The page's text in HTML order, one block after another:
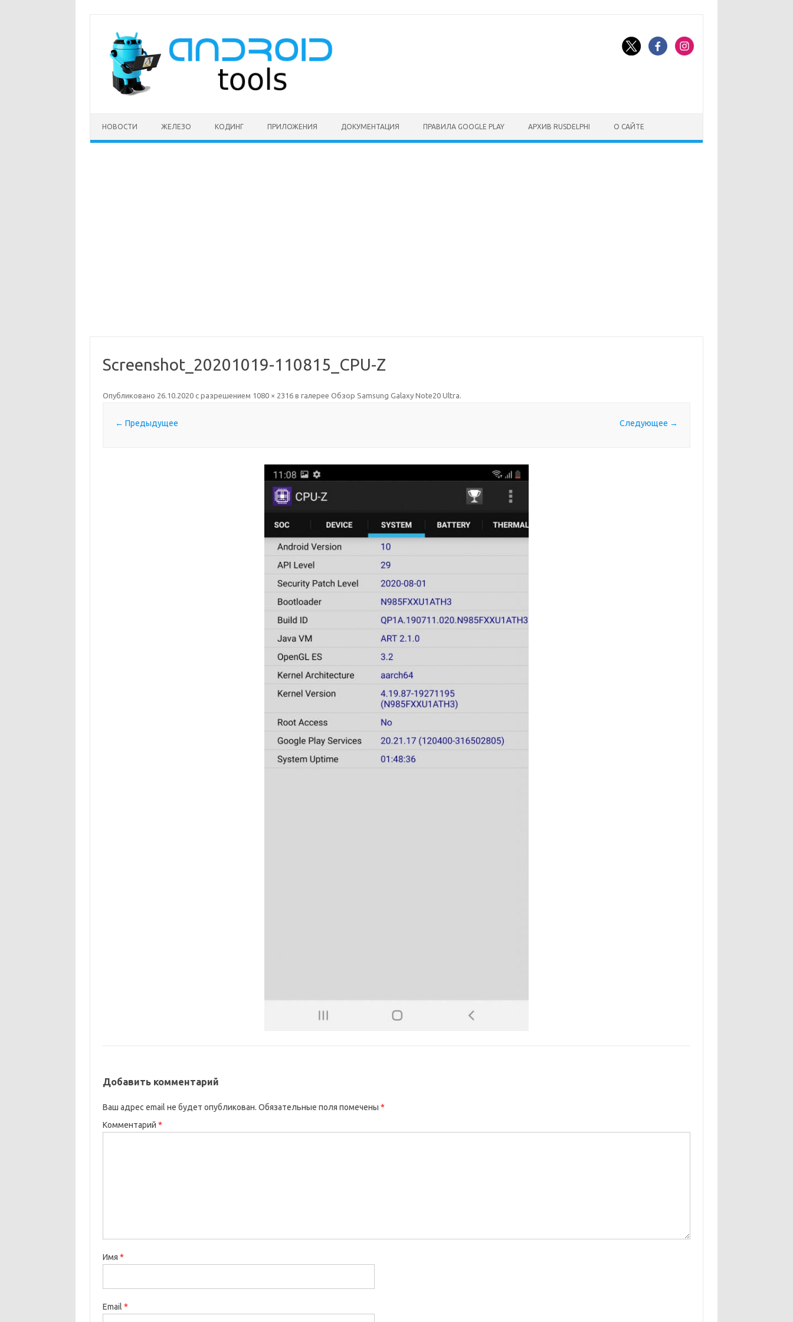
содержимому
НОВОСТИ ЖЕЛЕЗО КОДИНГ ПРИЛОЖЕНИЯ ДОКУМЕНТАЦИЯ ПРАВИЛА GOOGLE PLAY АРХИВ RUSDELPHI О САЙТЕ
Screenshot_20201019-110815_CPU-Z
Опубликовано 26.10.2020с разрешением 1080 × 2316в галерее Обзор Samsung Galaxy Note20 Ultra.
← Предыдущее Следующее →
Добавить комментарий
Ваш адрес email не будет опубликован. Обязательные поля помечены *
Комментарий *
Имя *
Email *